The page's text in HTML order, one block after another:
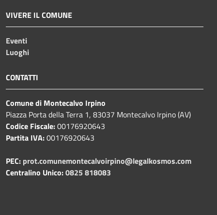
VIVERE IL COMUNE
Eventi
Luoghi
CONTATTI
Comune di Montecalvo Irpino
Piazza Porta della Terra 1, 83037 Montecalvo Irpino (AV)
Codice Fiscale:00176920643
Partita IVA:00176920643
PEC: prot.comunemontecalvoirpino@legalkosmos.com
Centralino Unico:0825 818083